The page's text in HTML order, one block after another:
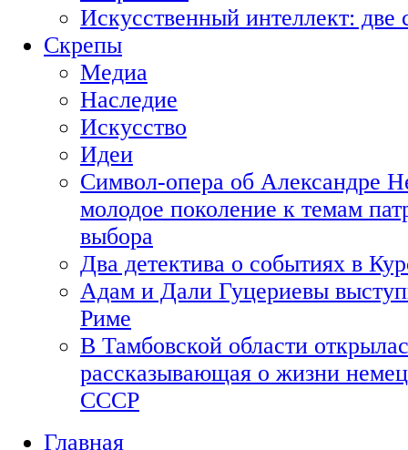
Искусственный интеллект:
Скрепы
Медиа
Наследие
Искусство
Идеи
Символ-опера об Александре
молодое поколение к темам
выбора
Два детектива о событиях в
Адам и Дали Гуцериевы
Риме
В Тамбовской области
рассказывающая о жизни
СССР
Главная